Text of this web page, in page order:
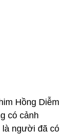
Hồng Diễm
có cảnh
là người đã có